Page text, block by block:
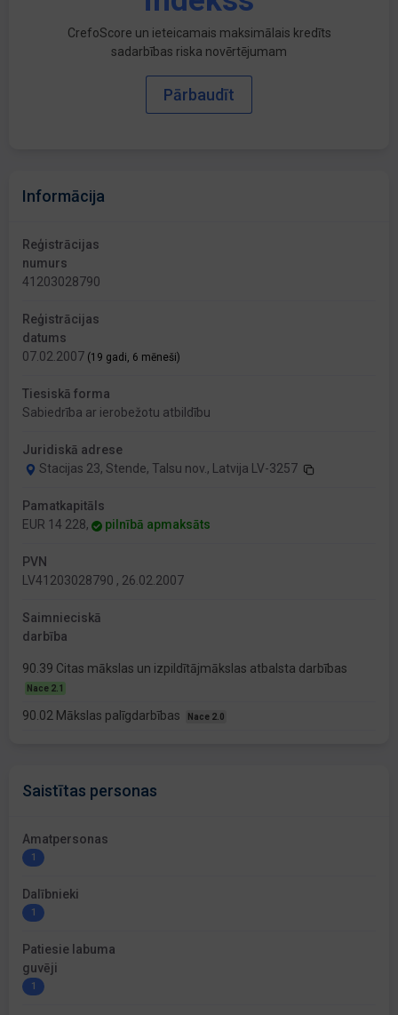
CrefoScore un ieteicamais maksimālais kredīts
sadarbības riska novērtējumam
Pārbaudīt
Informācija
Reģistrācijas
numurs
41203028790
Reģistrācijas
datums
07.02.2007 (19 gadi, 6 mēneši)
Tiesiskā forma
Sabiedrība ar ierobežotu atbildību
Juridiskā adrese
Stacijas 23, Stende, Talsu nov., Latvija LV-3257
Pamatkapitāls
EUR 14 228,
pilnībā apmaksāts
PVN
LV41203028790 , 26.02.2007
Saimnieciskā
darbība
90.39 Citas mākslas un izpildītājmākslas atbalsta darbības
Nace 2.1
90.02 Mākslas palīgdarbības Nace 2.0
Saistītas personas
Amatpersonas
1
Dalībnieki
1
Patiesie labuma
guvēji
1